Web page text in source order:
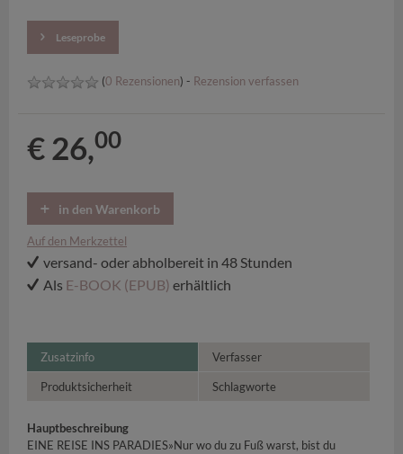
Leseprobe
(0 Rezensionen) - Rezension verfassen
€ 26,00
in den Warenkorb
Auf den Merkzettel
versand- oder abholbereit in 48 Stunden
Als E-BOOK (EPUB) erhältlich
Zusatzinfo Verfasser
Produktsicherheit Schlagworte
Hauptbeschreibung
EINE REISE INS PARADIES»Nur wo du zu Fuß warst, bist du